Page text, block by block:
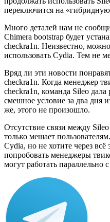
переключится на
Много деталей нам не
Chimera bootstrap будет
checkra1n. Неизвестно,
использовать Cydia. Тем не
Вряд ли эти новости
checkra1n. Когда менеджер
checkra1n, команда Sileo
смешное условие за два дня
же, этого не произошло.
Отсутствие связи между
только мешает
Cydia, но не хотите через
попробовать менеджеры
могут работать параллельно